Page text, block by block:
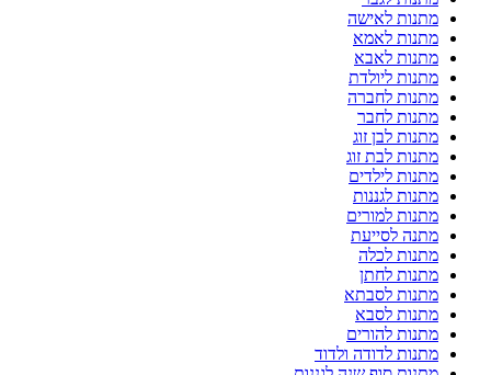
מתנות לאישה
מתנות לאמא
מתנות לאבא
מתנות ליולדת
מתנות לחברה
מתנות לחבר
מתנות לבן זוג
מתנות לבת זוג
מתנות לילדים
מתנות לגננות
מתנות למורים
מתנה לסייעת
מתנות לכלה
מתנות לחתן
מתנות לסבתא
מתנות לסבא
מתנות להורים
מתנות לדודה ולדוד